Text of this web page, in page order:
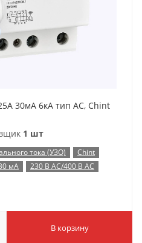
30мА 6кА тип AC, Chint
1 шт
тока (УЗО)
Chint
мА 230 В AC/400 В AC
В корзину